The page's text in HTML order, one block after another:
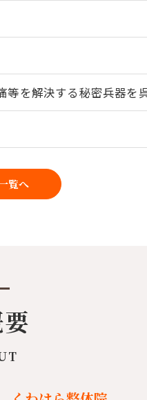
等を解決する秘密兵器を
覧へ